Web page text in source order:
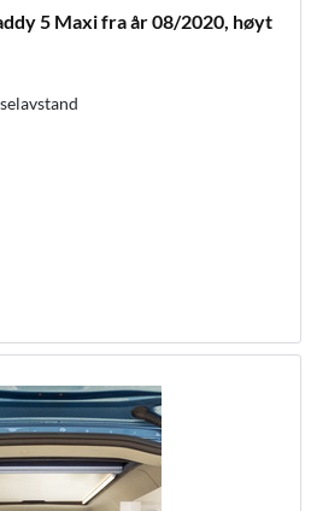
5 Maxi fra år 08/2020, høyt